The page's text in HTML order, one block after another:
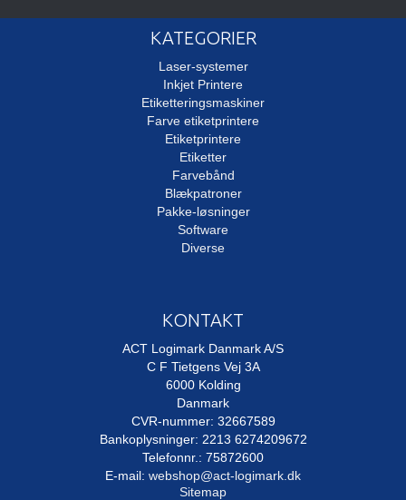
KATEGORIER
Laser-systemer
Inkjet Printere
Etiketteringsmaskiner
Farve etiketprintere
Etiketprintere
Etiketter
Farvebånd
Blækpatroner
Pakke-løsninger
Software
Diverse
KONTAKT
ACT Logimark Danmark A/S
C F Tietgens Vej 3A
6000 Kolding
Danmark
CVR-nummer: 32667589
Bankoplysninger: 2213 6274209672
Telefonnr.: 75872600
E-mail: webshop@act-logimark.dk
Sitemap